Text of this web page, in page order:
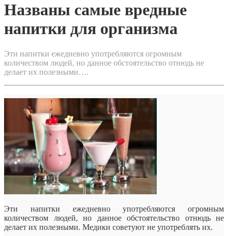
Названы самые вредные
напитки для организма
Эти напитки ежедневно употребляются огромным
количеством людей, но данное обстоятельство отнюдь не
делает их полезными….
Эти напитки ежедневно употребляются огромным
количеством людей, но данное обстоятельство отнюдь не
делает их полезными. Медики советуют не употреблять их.